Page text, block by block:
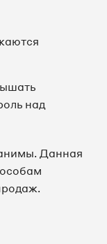
над
Данная